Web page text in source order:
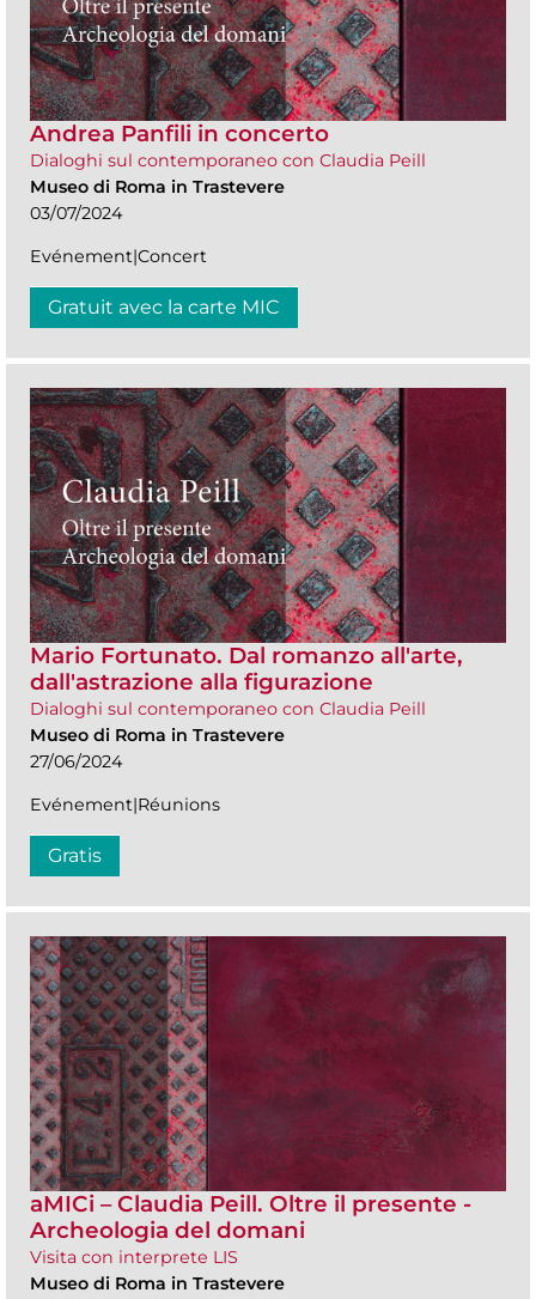
Andrea Panfili in concerto
Dialoghi sul contemporaneo con Claudia Peill
Museo di Roma in Trastevere
03/07/2024
Evénement|Concert
Gratuit avec la carte MIC
Mario Fortunato. Dal romanzo all'arte,
dall'astrazione alla figurazione
Dialoghi sul contemporaneo con Claudia Peill
Museo di Roma in Trastevere
27/06/2024
Evénement|Réunions
Gratis
aMICi – Claudia Peill. Oltre il presente -
Archeologia del domani
Visita con interprete LIS
Museo di Roma in Trastevere